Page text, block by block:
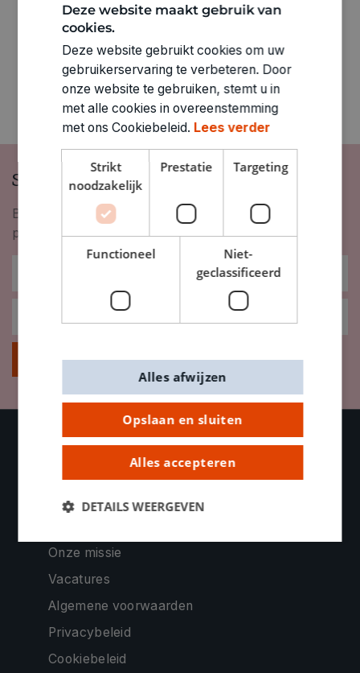
Schrijf je in op onze nieuwsbrief
Blijf op de hoogte van nieuwigheden, inspiratie,
promoties en meer!
Inschrijven
OVER DE BANIER
Contacteer ons
Onze missie
Vacatures
Algemene voorwaarden
Privacybeleid
Cookiebeleid
Deze website maakt gebruik van
cookies.
Deze website gebruikt cookies om uw
gebruikerservaring te verbeteren. Door
onze website te gebruiken, stemt u in
met alle cookies in overeenstemming
met ons Cookiebeleid. Lees verder
Strikt
noodzakelijk
Prestatie Targeting
Functioneel
Niet-
geclassificeerd
Opslaan en sluiten
Alles accepteren
Alles afwijzen
DETAILS WEERGEVEN